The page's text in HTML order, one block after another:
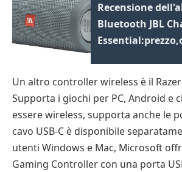
Recensione
Bluetooth JBL
Un altro controller wireless è il
Supporta i giochi per PC, Android e
essere wireless, supporta anche le
cavo USB-C è disponibile
utenti Windows e Mac, Microsoft
Gaming Controller con una porta